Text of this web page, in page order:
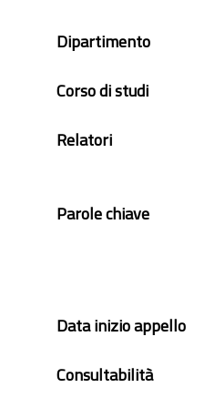
Dipartimento
Corso di studi
Relatori
Parole chiave
Data inizio appello
Consultabilità